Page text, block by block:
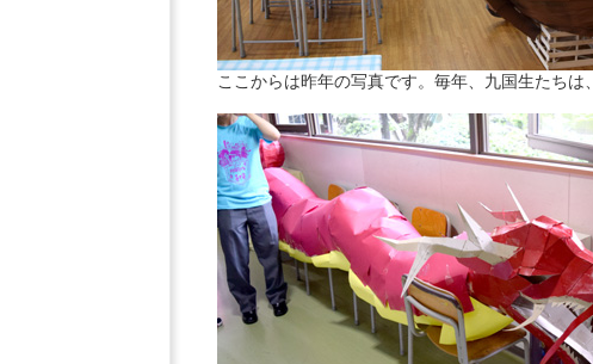
ここからは昨年の写真です。毎年、九国生たちは、